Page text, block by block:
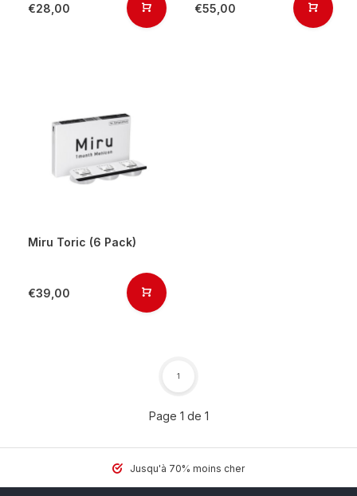
€28,00 €55,00
Miru Toric (6 Pack)
€39,00
Page 1 de 1
1
Jusqu'à 70% moins cher